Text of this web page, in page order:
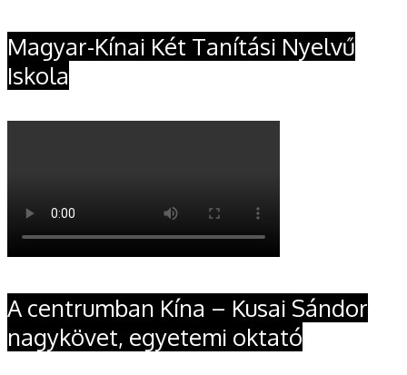
Magyar-Kínai Két Tanítási Nyelvű
Iskola
A centrumban Kína – Kusai Sándor
nagykövet, egyetemi oktató